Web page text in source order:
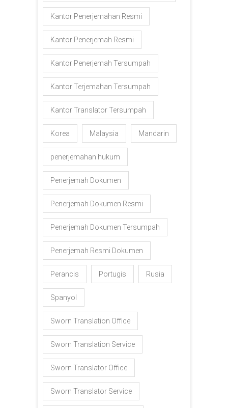
Kantor Penerjemahan Resmi
Kantor Penerjemah Resmi
Kantor Penerjemah Tersumpah
Kantor Terjemahan Tersumpah
Kantor Translator Tersumpah
Korea Malaysia Mandarin
penerjemahan hukum
Penerjemah Dokumen
Penerjemah Dokumen Resmi
Penerjemah Dokumen Tersumpah
Penerjemah Resmi Dokumen
Perancis Portugis Rusia
Spanyol
Sworn Translation Office
Sworn Translation Service
Sworn Translator Office
Sworn Translator Service